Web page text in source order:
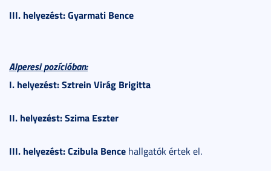
III. helyezést: Gyarmati Bence
Alperesi pozícióban:
I. helyezést: Sztrein Virág Brigitta
II. helyezést: Szima Eszter
III. helyezést: Czibula Bence hallgatók értek el.